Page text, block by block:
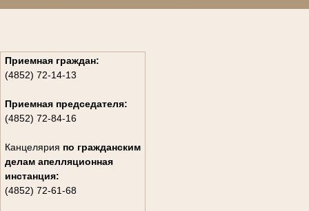
Приемная граждан:
(4852) 72-14-13
Приемная председателя:
(4852) 72-84-16
Канцелярия по гражданским
делам апелляционная
инстанция:
(4852) 72-61-68